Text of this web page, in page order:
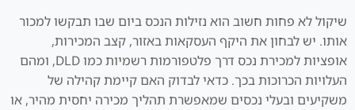
שיקול לא פחות חשוב הוא נזילות הנכס ביום שבו תבקשו למכור
אותו. יש לבחון את היקף העסקאות באזור, קצב המכירות,
אופציות למכירת נכס דרך פלטפורמות רשמיות כמו DLD, ומהם
העלויות הכרוכות בכך. כדאי לבדוק האם קיימת קהילה של
משקיעים ובעלי נכסים שמאפשרת תהליך מכירה יחסית מהיר, או